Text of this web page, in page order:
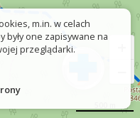
m.in. w celach
były one zapisywane na
przeglądarki.